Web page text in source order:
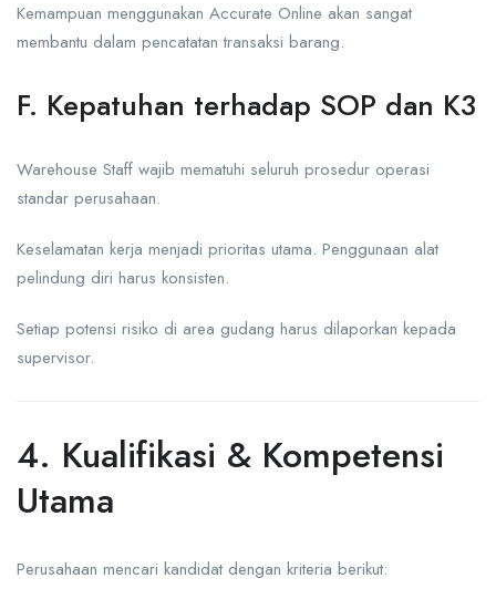
Kemampuan menggunakan Accurate Online akan sangat
membantu dalam pencatatan transaksi barang.
F. Kepatuhan terhadap SOP dan K3
Warehouse Staff wajib mematuhi seluruh prosedur operasi
standar perusahaan.
Keselamatan kerja menjadi prioritas utama. Penggunaan alat
pelindung diri harus konsisten.
Setiap potensi risiko di area gudang harus dilaporkan kepada
supervisor.
4. Kualifikasi & Kompetensi
Utama
Perusahaan mencari kandidat dengan kriteria berikut: